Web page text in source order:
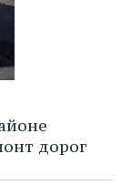
дорог